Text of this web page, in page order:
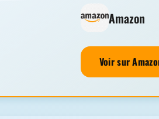
Amazon
Voir sur